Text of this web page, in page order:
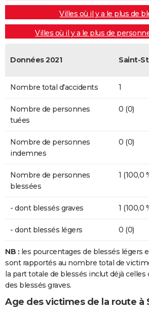
Villes où il y a le plus de
Villes où il y a le plus de
Données 2021 Saint-
Nombre total d'accidents 1
Nombre de personnes
tuées
0 (0)
Nombre de personnes
indemnes
0 (0)
Nombre de personnes
blessées
1 (100,0
- dont blessés graves 1 (100,0
- dont blessés légers 0 (0)
NB : les pourcentages de blessés légers
sont rapportés au nombre total de
la part totale de blessés inclut déjà celles
des blessés graves.
Age des victimes de la route à